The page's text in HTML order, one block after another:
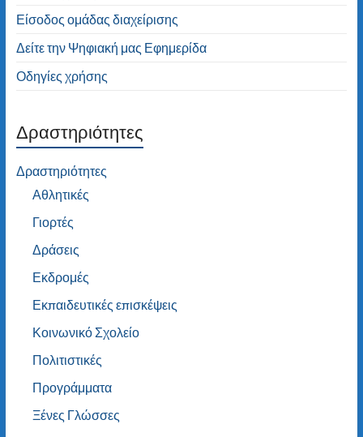
Είσοδος ομάδας διαχείρισης
Δείτε την Ψηφιακή μας Εφημερίδα
Οδηγίες χρήσης
Δραστηριότητες
Δραστηριότητες
Αθλητικές
Γιορτές
Δράσεις
Εκδρομές
Εκπαιδευτικές επισκέψεις
Κοινωνικό Σχολείο
Πολιτιστικές
Προγράμματα
Ξένες Γλώσσες